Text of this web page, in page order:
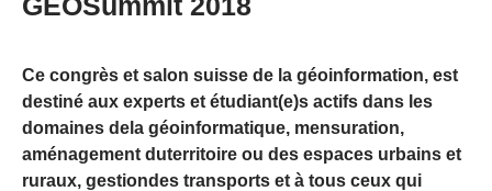
Ce congrès et salon suisse de la géoinformation, est
destiné aux experts et étudiant(e)s actifs dans les
domaines dela géoinformatique, mensuration,
aménagement duterritoire ou des espaces urbains et
ruraux, gestiondes transports et à tous ceux qui